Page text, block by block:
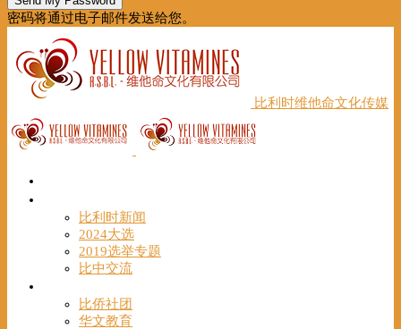
密码将通过电子邮件发送给您。
比利时维他命文化传媒
比利时新闻
2024大选
2019选举专题
比中交流
比侨社团
华文教育